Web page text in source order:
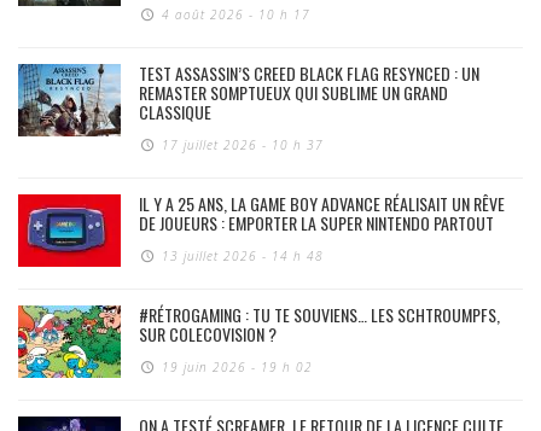
4 août 2026 - 10 h 17
TEST ASSASSIN’S CREED BLACK FLAG RESYNCED : UN
REMASTER SOMPTUEUX QUI SUBLIME UN GRAND
CLASSIQUE
17 juillet 2026 - 10 h 37
IL Y A 25 ANS, LA GAME BOY ADVANCE RÉALISAIT UN RÊVE
DE JOUEURS : EMPORTER LA SUPER NINTENDO PARTOUT
13 juillet 2026 - 14 h 48
#RÉTROGAMING : TU TE SOUVIENS… LES SCHTROUMPFS,
SUR COLECOVISION ?
19 juin 2026 - 19 h 02
ON A TESTÉ SCREAMER, LE RETOUR DE LA LICENCE CULTE